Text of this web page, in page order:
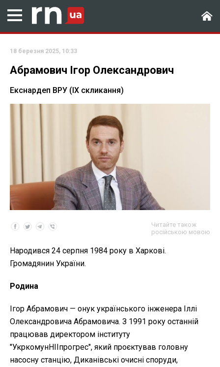
18 березня 2025, 10:33
Абрамович Ігор Олександрович
Екснардеп ВРУ (ІХ скликання)
Читайте також
російською мовою
Народився 24 серпня 1984 року в Харкові.
Громадянин України.
Родина
Ігор Абрамович — онук українського інженера Іллі
Олександровича Абрамовича. З 1991 року останній
працював директором інституту
"УкркомунНІІпрогрес", який проєктував головну
насосну станцію, Диканівські очисні споруди,